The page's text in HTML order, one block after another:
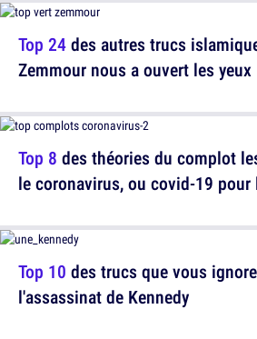
Top 24des autres trucs
Zemmour nous a ouvert les yeux
Top 10 des trucs que vous
l'assassinat de Kennedy
Top 8 des théories du complot
le coronavirus, ou covid-19